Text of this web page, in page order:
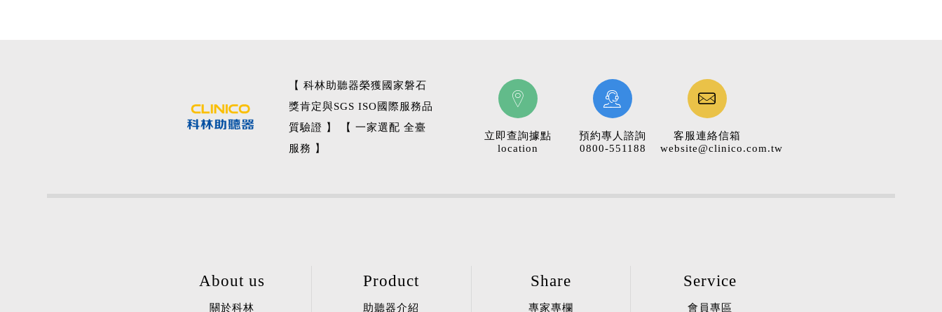
【 科林助聽器榮獲國家磐石
獎肯定與SGS ISO國際服務品
質驗證 】 【 一家選配 全臺
服務 】
立即查詢據點
location
預約專人諮詢
0800-551188
客服連絡信箱
website@clinico.com.tw
About us
關於科林
Product
助聽器介紹
Share
專家專欄
Service
會員專區